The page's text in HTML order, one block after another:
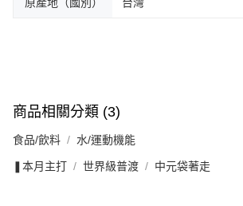
商品相關分類 (3)
食品/飲料 水/運動機能
❚本月主打 世界級普渡 中元袋著走